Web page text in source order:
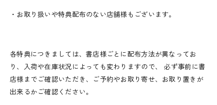
・お取り扱いや特典配布のない店舗様もございます。
各特典につきましては、書店様ごとに配布方法が異なってお
り、入荷や在庫状況によっても変わりますので、 必ず事前に書
店様までご確認いただき、ご予約やお取り寄せ、お取り置きが
出来るかご確認ください。